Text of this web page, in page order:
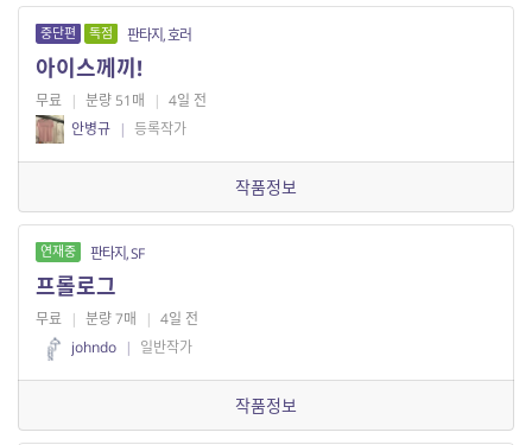
중단편 독점 판타지, 호러
아이스께끼!
무료 | 분량 51매 | 4일 전
안병규 | 등록작가
작품정보
연재중 판타지, SF
프롤로그
무료 | 분량 7매 | 4일 전
johndo | 일반작가
작품정보